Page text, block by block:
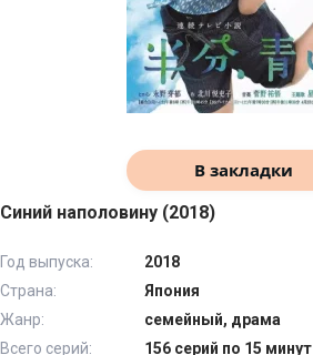
В закладки
Синий наполовину (2018)
Год выпуска:
2018
Страна:
Япония
Жанр:
семейный, драма
Всего серий:
156 серий по 15 минут